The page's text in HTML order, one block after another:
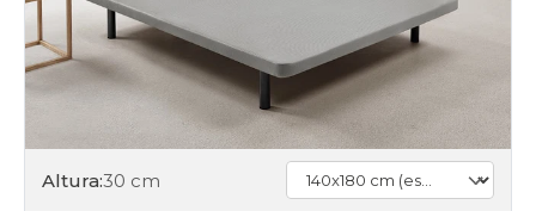
days
somieres-
bases
140x180cmespecial
blanco
black-
days
Altura:30 cm